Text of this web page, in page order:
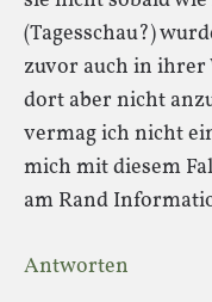
(Tagesschau?)
zuvor auch in
dort aber nicht
vermag ich nicht
mich mit diesem
am Rand
Antworten